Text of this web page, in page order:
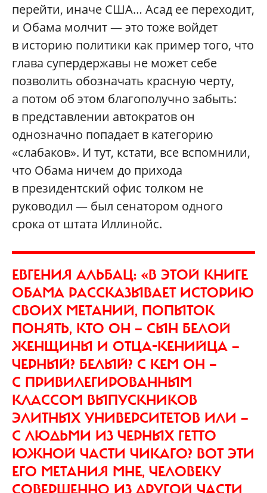
перейти, иначе США… Асад ее переходит,
и Обама молчит — это тоже войдет
в историю политики как пример того, что
глава супердержавы не может себе
позволить обозначать красную черту,
а потом об этом благополучно забыть:
в представлении автократов он
однозначно попадает в категорию
«слабаков». И тут, кстати, все вспомнили,
что Обама ничем до прихода
в президентский офис толком не
руководил — был сенатором одного
срока от штата Иллинойс.
ЕВГЕНИЯ АЛЬБАЦ: «В ЭТОЙ КНИГЕ
ОБАМА РАССКАЗЫВАЕТ ИСТОРИЮ
СВОИХ МЕТАНИЙ, ПОПЫТОК
ПОНЯТЬ, КТО ОН — СЫН БЕЛОЙ
ЖЕНЩИНЫ И ОТЦА-КЕНИЙЦА —
ЧЕРНЫЙ? БЕЛЫЙ? С КЕМ ОН —
С ПРИВИЛЕГИРОВАННЫМ
КЛАССОМ ВЫПУСКНИКОВ
ЭЛИТНЫХ УНИВЕРСИТЕТОВ ИЛИ —
С ЛЮДЬМИ ИЗ ЧЕРНЫХ ГЕТТО
ЮЖНОЙ ЧАСТИ ЧИКАГО? ВОТ ЭТИ
ЕГО МЕТАНИЯ МНЕ, ЧЕЛОВЕКУ
СОВЕРШЕННО ИЗ ДРУГОЙ ЧАСТИ